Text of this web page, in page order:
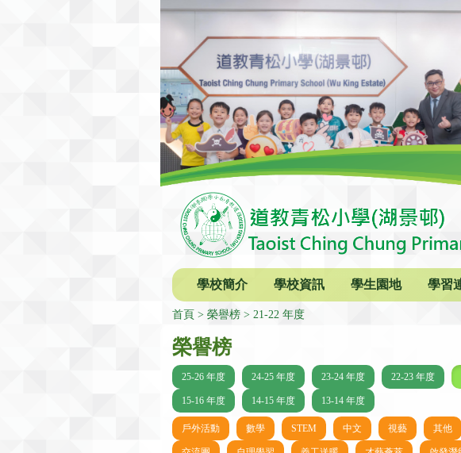
學校簡介 學校資訊 學生園地 學習
首頁 榮譽榜 21-22 年度
榮譽榜
25-26 年度 24-25 年度 23-24 年度 22-23 年度
15-16 年度 14-15 年度 13-14 年度
戶外活動 數學 STEM 中文 視藝 其他